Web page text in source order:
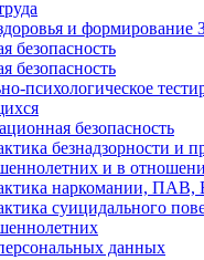
и
безопасность
безопасность
психологическое
безопасность
безнадзорности и
и в
наркомании,
суицидального
данных